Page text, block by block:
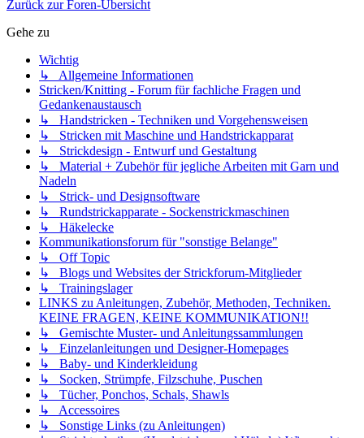
Zurück zur Foren-Übersicht
Gehe zu
Wichtig
↳ Allgemeine Informationen
Stricken/Knitting - Forum für fachliche Fragen und
Gedankenaustausch
↳ Handstricken - Techniken und Vorgehensweisen
↳ Stricken mit Maschine und Handstrickapparat
↳ Strickdesign - Entwurf und Gestaltung
↳ Material + Zubehör für jegliche Arbeiten mit Garn und
Nadeln
↳ Strick- und Designsoftware
↳ Rundstrickapparate - Sockenstrickmaschinen
↳ Häkelecke
Kommunikationsforum für "sonstige Belange"
↳ Off Topic
↳ Blogs und Websites der Strickforum-Mitglieder
↳ Trainingslager
LINKS zu Anleitungen, Zubehör, Methoden, Techniken.
KEINE FRAGEN, KEINE KOMMUNIKATION!!
↳ Gemischte Muster- und Anleitungssammlungen
↳ Einzelanleitungen und Designer-Homepages
↳ Baby- und Kinderkleidung
↳ Socken, Strümpfe, Filzschuhe, Puschen
↳ Tücher, Ponchos, Schals, Shawls
↳ Accessoires
↳ Sonstige Links (zu Anleitungen)